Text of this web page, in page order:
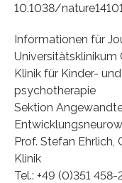
10.1038/nature14101
Informationen für
Universitätsklinikum
Klinik für Kinder-
psychotherapie
Sektion
Prof. Stefan
Klinik
Tel.: +49 (0)351 458-